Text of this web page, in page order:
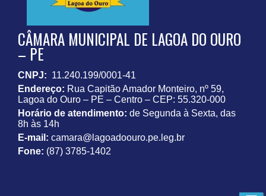
CÂMARA MUNICIPAL DE LAGOA DO OURO
– PE
CNPJ: 11.240.199/0001-41
Endereço: Rua Capitão Amador Monteiro, nº 59,
Lagoa do Ouro – PE – Centro – CEP: 55.320-000
Horário de atendimento: de Segunda à Sexta, das
8h às 14h
E-mail: camara@lagoadoouro.pe.leg.br
Fone: (87) 3785-1402